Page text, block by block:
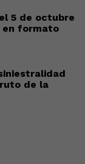
5 de octubre
en formato
de la